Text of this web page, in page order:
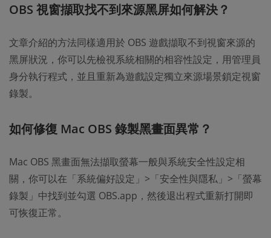
OBS 視窗擷取找不到來源黑屏如何解決？
文章介紹的方法同樣適用於 OBS 遊戲擷取不到視窗來源的
黑屏狀況，你可以先檢視系統相關的相容性設定，用管理員
身分執行程式，並且重新為遊戲設定獨立來源場景鎖定視窗
錄製。
如何修復 Mac OBS 錄製黑畫面異常？
Mac OBS 黑畫面無法擷取螢幕一般與系統安全性設定相
關，你可以在「系統偏好設定」>「安全性與隱私」>「螢幕
錄製」中找到並勾選 OBS.app，然後退出程式重新打開即
可恢復正常。